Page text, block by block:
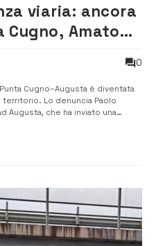
viaria: ancora
Cugno, Amato
0
Cugno–Augusta è diventata
Lo denuncia Paolo
Augusta, che ha inviato una
urgente per la riapertura della